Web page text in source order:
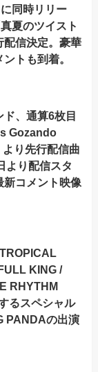
同時リリー
夏のツイスト
配信決定。豪華
トも到着。
ド、通算6枚目
Gozando
り先行配信曲
より配信スタ
新コメント映像
KING /
RHYTHM
るスペシャル
PANDAの出演